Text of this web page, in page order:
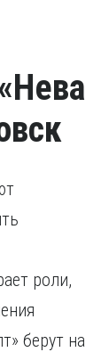
роли,
берут на